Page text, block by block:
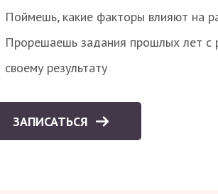
Поймешь, какие факторы влияют на
Прорешаешь задания прошлых лет с
своему результату
ЗАПИСАТЬСЯ